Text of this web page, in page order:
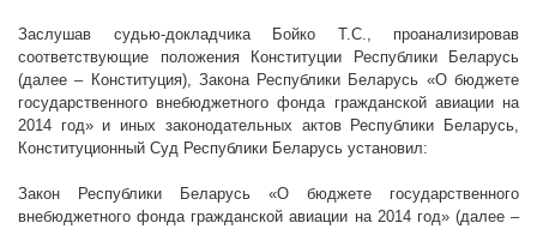
Заслушав судью-докладчика Бойко Т.С., проанализировав
соответствующие положения Конституции Республики Беларусь
(далее – Конституция), Закона Республики Беларусь «О бюджете
государственного внебюджетного фонда гражданской авиации на
2014 год» и иных законодательных актов Республики Беларусь,
Конституционный Суд Республики Беларусь установил:
Закон Республики Беларусь «О бюджете государственного
внебюджетного фонда гражданской авиации на 2014 год» (далее –